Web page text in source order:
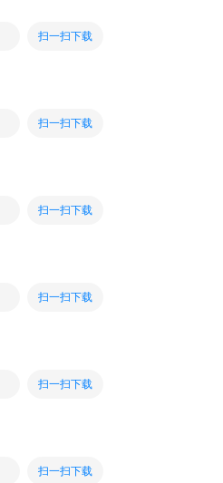
扫一扫下载
扫一扫下载
扫一扫下载
扫一扫下载
扫一扫下载
扫一扫下载